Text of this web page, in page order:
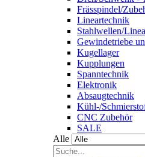
Frässpindel/
Lineartechnik
Stahlwellen/
Gewindetriebe
Kugellager
Kupplungen
Spanntechnik
Elektronik
Absaugtechnik
Kühl-/
CNC Zubehör
SALE
Alle